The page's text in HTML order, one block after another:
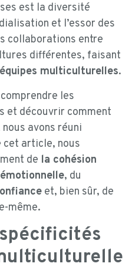
est la diversité
et l’essor des
collaborations entre
différentes, faisant
équipes multiculturelles.
les
et découvrir comment
avons réuni
cet article, nous
de la cohésion
, du
et, bien sûr, de
même.